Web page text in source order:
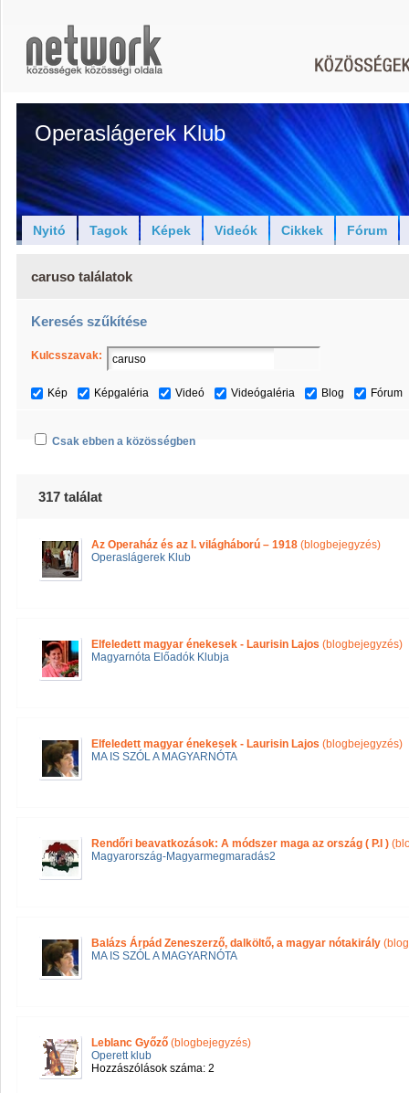
Operaslágerek Klub
Nyitó Tagok Képek Videók Cikkek Fórum
caruso találatok
Keresés szűkítése
Kulcsszavak:
Kép Képgaléria Videó Videógaléria Blog Fórum
Csak ebben a közösségben
317 találat
Az Operaház és az I. világháború – 1918 (blogbejegyzés)
Operaslágerek Klub
Elfeledett magyar énekesek - Laurisin Lajos (blogbejegyzés)
Magyarnóta Előadók Klubja
Elfeledett magyar énekesek - Laurisin Lajos (blogbejegyzés)
MA IS SZÓL A MAGYARNÓTA
Rendőri beavatkozások: A módszer maga az ország ( P.I )
Magyarország-Magyarmegmaradás2
Balázs Árpád Zeneszerző, dalköltő, a magyar nótakirály
MA IS SZÓL A MAGYARNÓTA
Leblanc Győző (blogbejegyzés)
Operett klub
Hozzászólások száma: 2